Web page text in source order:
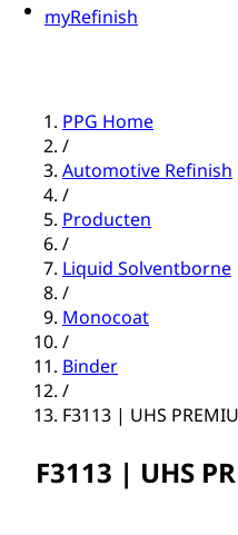
myRefinish
PPG Home
/
Automotive Refinish
/
Producten
/
Liquid Solventborne
/
Monocoat
/
Binder
/
F3113 | UHS
F3113 | UHS